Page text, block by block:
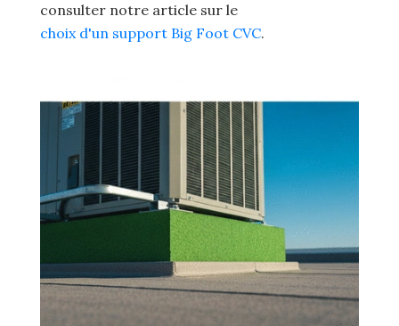
consulter notre article sur le
choix d'un support Big Foot CVC.